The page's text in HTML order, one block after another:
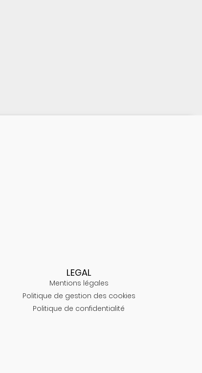
LEGAL
Mentions légales
Politique de gestion des cookies
Politique de confidentialité